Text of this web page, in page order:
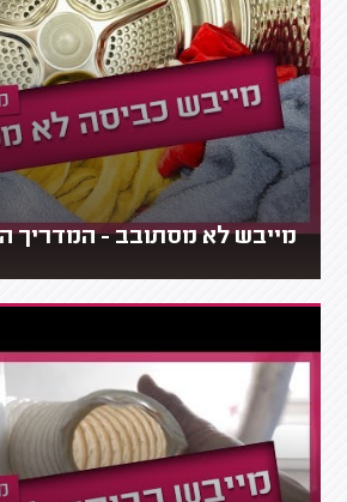
מייבש לא מסתובב - המדריך